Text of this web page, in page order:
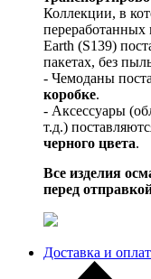
Коллекции, в
переработанных
Earth (S139)
пакетах, без
- Чемоданы
коробке.
- Аксессуары
т.д.)
черного цвета.
Все изделия
перед
Доставка и